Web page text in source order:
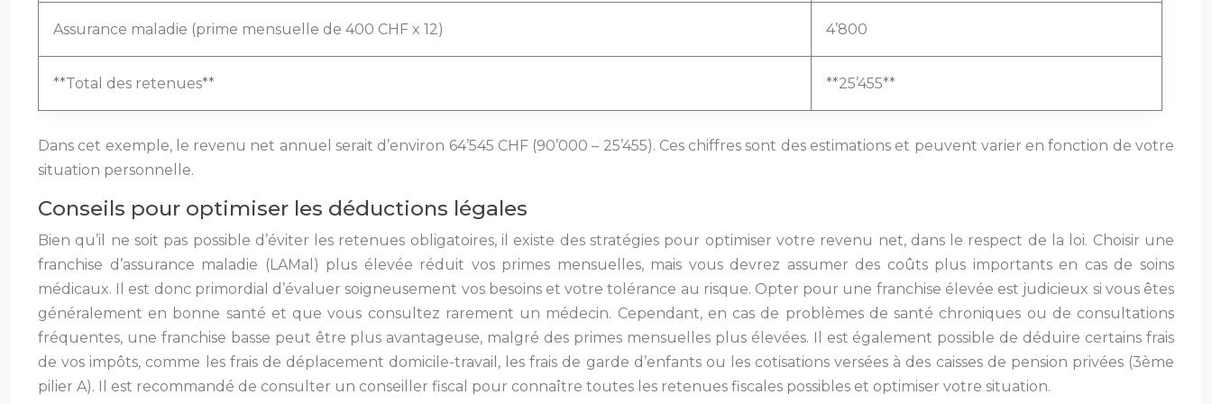
Assurance maladie (prime mensuelle de 400 CHF x 12) 4’800
**Total des retenues** **25’455**
Dans cet exemple, le revenu net annuel serait d’environ 64’545 CHF (90’000 – 25’455). Ces chiffres sont des estimations et peuvent varier en fonction de votre
situation personnelle.
Conseils pour optimiser les déductions légales
Bien qu’il ne soit pas possible d’éviter les retenues obligatoires, il existe des stratégies pour optimiser votre revenu net, dans le respect de la loi. Choisir une
franchise d’assurance maladie (LAMal) plus élevée réduit vos primes mensuelles, mais vous devrez assumer des coûts plus importants en cas de soins
médicaux. Il est donc primordial d’évaluer soigneusement vos besoins et votre tolérance au risque. Opter pour une franchise élevée est judicieux si vous êtes
généralement en bonne santé et que vous consultez rarement un médecin. Cependant, en cas de problèmes de santé chroniques ou de consultations
fréquentes, une franchise basse peut être plus avantageuse, malgré des primes mensuelles plus élevées. Il est également possible de déduire certains frais
de vos impôts, comme les frais de déplacement domicile-travail, les frais de garde d’enfants ou les cotisations versées à des caisses de pension privées (3ème
pilier A). Il est recommandé de consulter un conseiller fiscal pour connaître toutes les retenues fiscales possibles et optimiser votre situation.